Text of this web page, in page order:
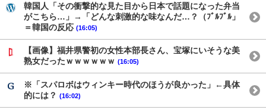
韓国人「その衝撃的な見た目から日本で話題になった弁当
がこちら…」→「どんな刺激的な味なんだ…？（ﾌﾞﾙﾌﾞﾙ」
＝韓国の反応 (16:05)
【画像】福井県警初の女性本部長さん、宝塚にいそうな美
熟女だったｗｗｗｗｗｗ (16:05)
※「スパロボはウィンキー時代のほうが良かった」←具体
的には？ (16:02)